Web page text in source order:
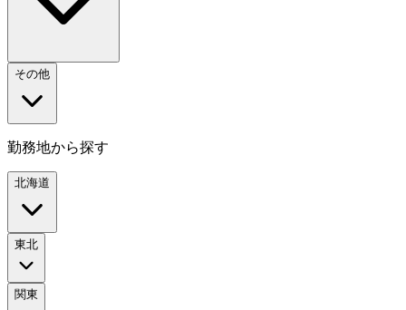
その他
勤務地から探す
北海道
東北
関東